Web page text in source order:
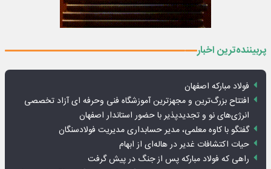
پربیننده‌ترین اخبار
فولاد مبارکه اصفهان
افتتاح بزرگ‌ترین و مجهزترین آموزشگاه فنی وحرفه ای آزاد تخصصی
انرژی‌های نو و تجدیدپذیر با حضور استاندار اصفهان
گفتگو با کاوه معلمی، مدیر حسابداری مدیریت فولادسنگان
حیات اکتشافات غدیر در هاله‌ای از ابهام
راهی که فولاد مبارکه پس از جنگ در پیش گرفت